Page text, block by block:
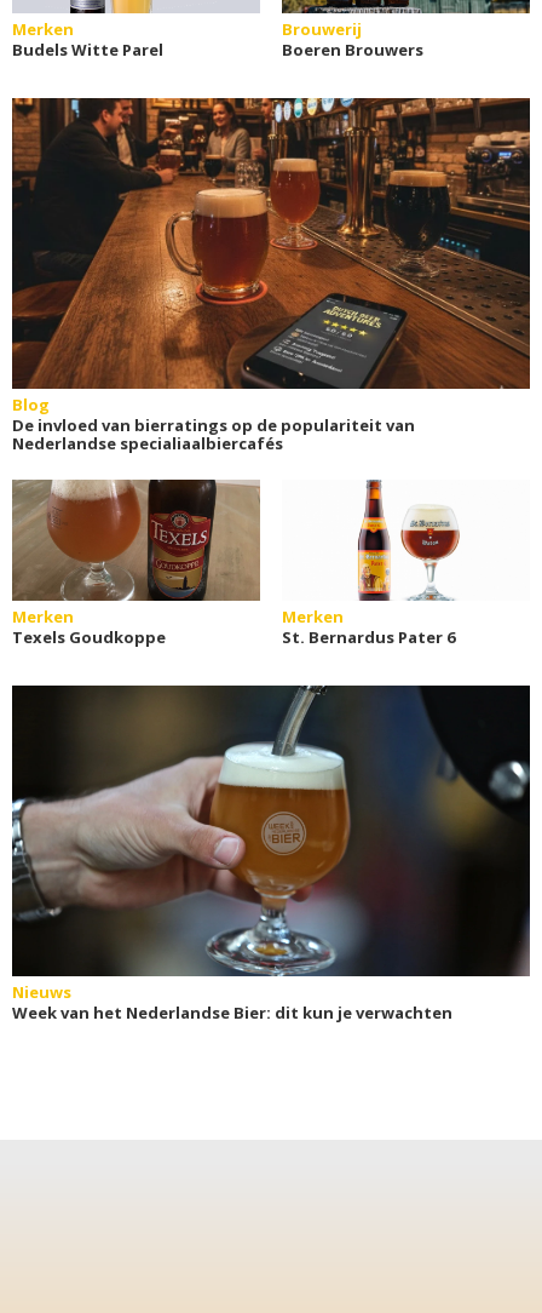
Merken
Budels Witte Parel
Brouwerij
Boeren Brouwers
Blog
De invloed van bierratings op de populariteit van
Nederlandse specialiaalbiercafés
Merken
Texels Goudkoppe
Merken
St. Bernardus Pater 6
Nieuws
Week van het Nederlandse Bier: dit kun je verwachten